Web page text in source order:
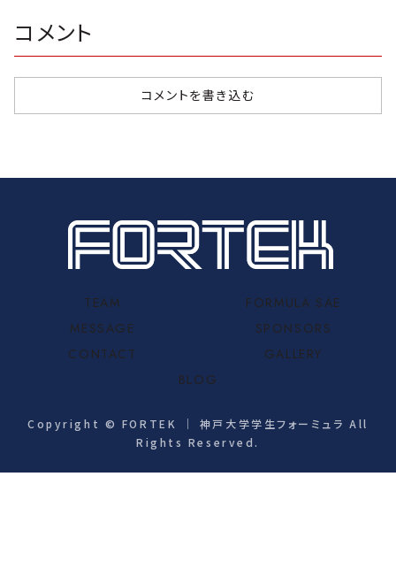
コメント
コメントを書き込む
TEAM
FORMULA SAE
MESSAGE
SPONSORS
CONTACT
GALLERY
BLOG
Copyright © FORTEK ｜ 神戸大学学生フォーミュラ All
Rights Reserved.